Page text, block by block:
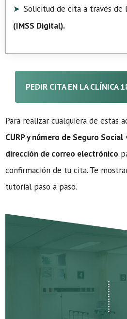
Solicitud de cita a través de
(IMSS Digital).
PEDIR CITA EN LA CLÍNICA
Para realizar cualquiera de estas
CURP y número de Seguro Social
dirección de correo electrónico
confirmación de tu cita. Te
tutorial paso a paso.